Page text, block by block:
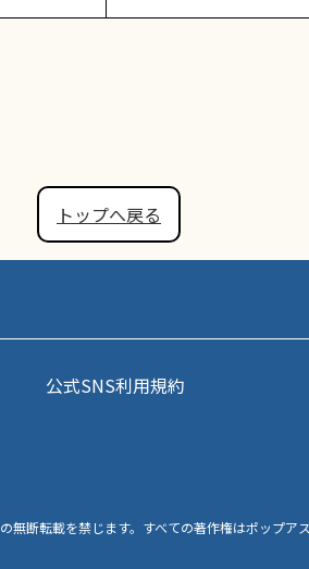
トップへ戻る
公式SNS利用規約
断転載を禁じます。すべての著作権はポップア